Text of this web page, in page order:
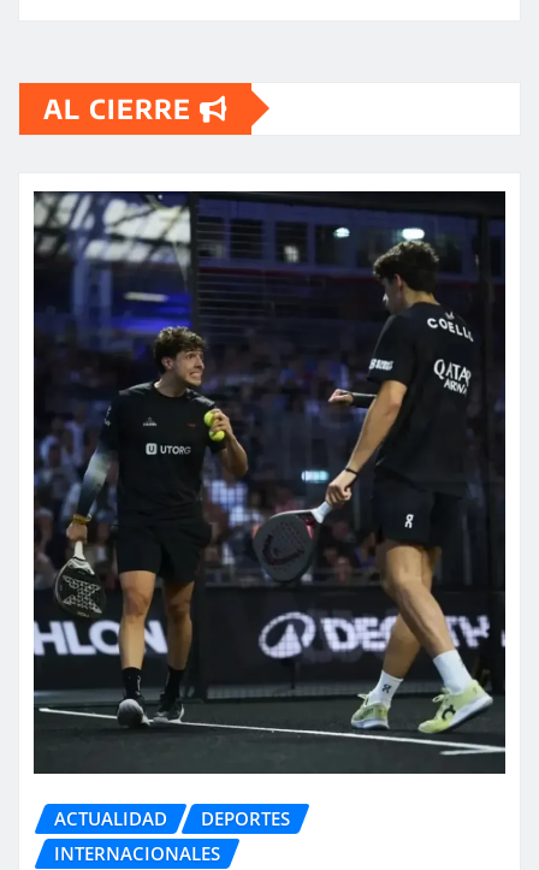
AL CIERRE
ACTUALIDAD
DEPORTES
INTERNACIONALES